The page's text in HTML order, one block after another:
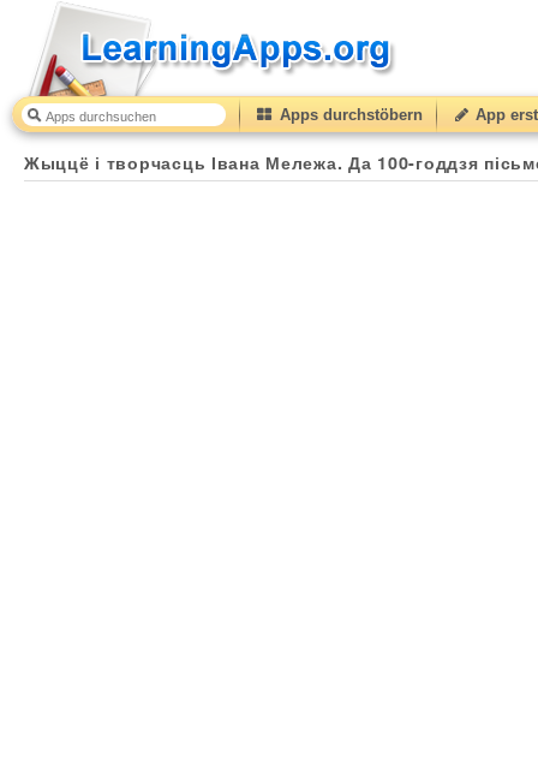
Apps durchstöbern App
Жыццё і творчасць Івана Мележа. Да 100-годдзя